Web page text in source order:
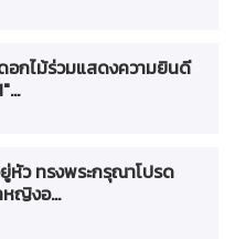
กไม้ร่วมแสดงความยินดี
หัว ทรงพระกรุณาโปรด
หญิงอ...